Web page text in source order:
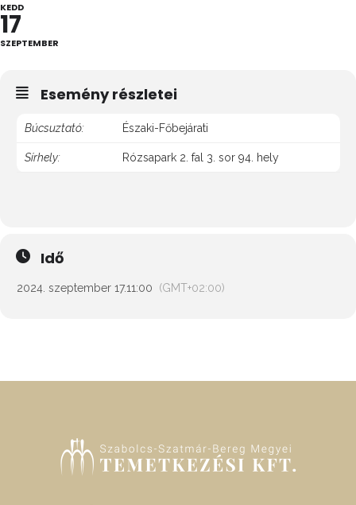
KEDD
17
SZEPTEMBER
Esemény részletei
Búcsuztató: Északi-Főbejárati
Sírhely: Rózsapark 2. fal 3. sor 94. hely
Idő
2024. szeptember 17.11:00 (GMT+02:00)